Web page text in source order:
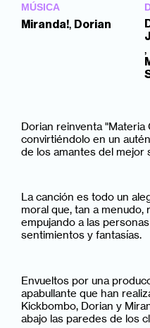
MÚSICA
Miranda!, Dorian
,
Dorian reinventa "Materia
convirtiéndolo en un
de los amantes del mejor
La canción es todo un
moral que, tan a menudo,
empujando a las
sentimientos y fantasías.
Envueltos por una
apabullante que han
Kickbombo, Dorian y
abajo las paredes de los